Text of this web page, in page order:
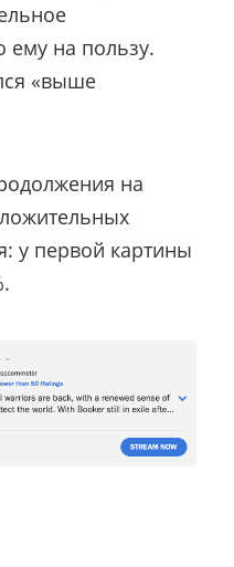
ему на пользу.
«выше
на
у первой картины